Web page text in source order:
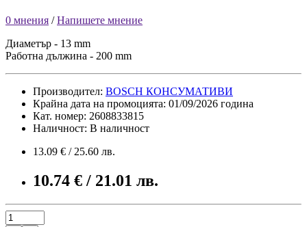
0 мнения /Напишете мнение
Диаметър - 13 mm
Работна дължина - 200 mm
Производител: BOSCH КОНСУМАТИВИ
Крайна дата на промоцията: 01/09/2026 година
Кат. номер: 2608833815
Наличност: В наличност
13.09 € / 25.60 лв.
10.74 € / 21.01 лв.